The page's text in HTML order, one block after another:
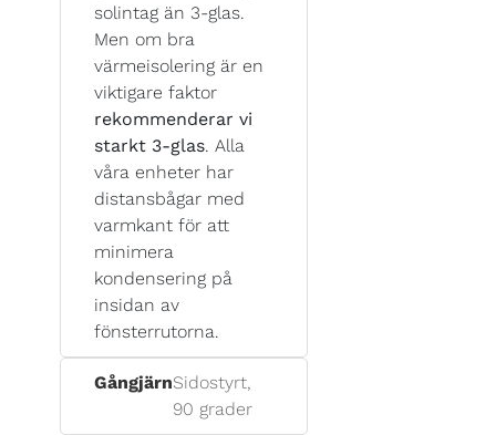
solintag än 3-glas.
Men om bra
värmeisolering är en
viktigare faktor
rekommenderar vi
starkt 3-glas. Alla
våra enheter har
distansbågar med
varmkant för att
minimera
kondensering på
insidan av
fönsterrutorna.
GångjärnSidostyrt,
90 grader